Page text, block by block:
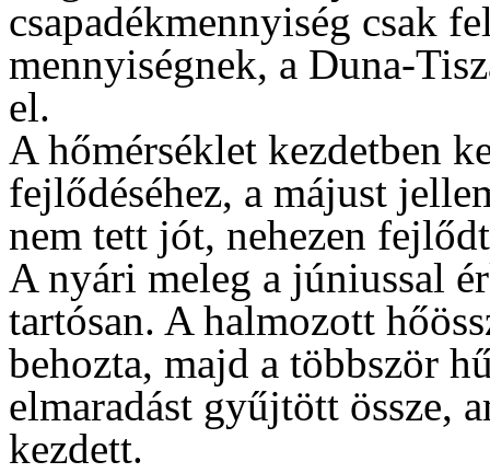
csapadékmennyiség csak
mennyiségnek, a Duna-
el.
A hőmérséklet kezdetben
fejlődéséhez, a májust
nem tett jót, nehezen
A nyári meleg a júniussal
tartósan. A halmozott
behozta, majd a többször
elmaradást gyűjtött össze,
kezdett.